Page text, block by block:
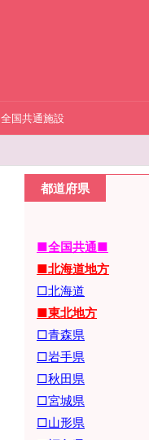
全国共通施設
都道府県
■全国共通■
■北海道地方
□北海道
■東北地方
□青森県
□岩手県
□秋田県
□宮城県
□山形県